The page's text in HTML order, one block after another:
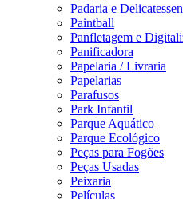
Padaria e Delicatessen
Paintball
Panfletagem e
Panificadora
Papelaria / Livraria
Papelarias
Parafusos
Park Infantil
Parque Aquático
Parque Ecológico
Peças para Fogões
Peças Usadas
Peixaria
Películas